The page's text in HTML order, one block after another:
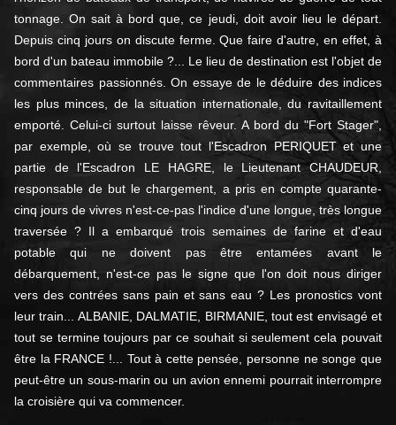
tonnage. On sait à bord que, ce jeudi, doit avoir lieu le départ.
Depuis cinq jours on discute ferme. Que faire d'autre, en effet, à
bord d'un bateau immobile ?... Le lieu de destination est l'objet de
commentaires passionnés. On essaye de le déduire des indices
les plus minces, de la situation internationale, du ravitaillement
emporté. Celui-ci surtout laisse rêveur. A bord du "Fort Stager",
par exemple, où se trouve tout l'Escadron PERIQUET et une
partie de l'Escadron LE HAGRE, le Lieutenant CHAUDEUR,
responsable de but le chargement, a pris en compte quarante-
cinq jours de vivres n'est-ce-pas l'indice d'une longue, très longue
traversée ? Il a embarqué trois semaines de farine et d'eau
potable qui ne doivent pas être entamées avant le
débarquement, n'est-ce pas le signe que l'on doit nous diriger
vers des contrées sans pain et sans eau ? Les pronostics vont
leur train... ALBANIE, DALMATIE, BIRMANIE, tout est envisagé et
tout se termine toujours par ce souhait si seulement cela pouvait
être la FRANCE !... Tout à cette pensée, personne ne songe que
peut-être un sous-marin ou un avion ennemi pourrait interrompre
la croisière qui va commencer.